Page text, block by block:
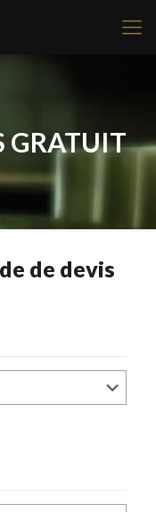
GRATUIT
de devis